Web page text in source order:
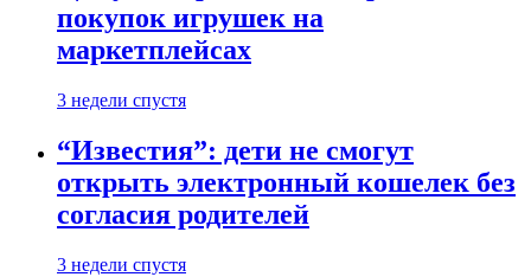
покупок игрушек на
маркетплейсах
3 недели спустя
“Известия”: дети не смогут
открыть электронный кошелек без
согласия родителей
3 недели спустя